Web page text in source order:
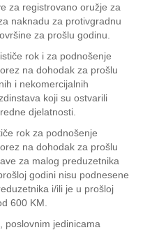
za registrovano oružje za
naknadu za protivgradnu
za prošlu godinu.
rok i za podnošenje
na dohodak za prošlu
i nekomercijalnih
koji su ostvarili
djelatnosti.
rok za podnošenje
na dohodak za prošlu
za malog preduzetnika
godini nisu podnesene
i/ili je u prošloj
600 KM.
poslovnim jedinicama